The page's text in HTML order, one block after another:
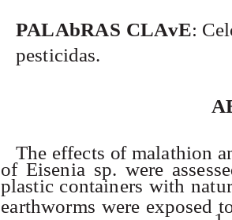
PALAbRAS CLAvE: Cel
pesticidas.
A
The effects of malathion a
of Eisenia sp. were assesse
plastic containers with natu
earthworms were exposed t